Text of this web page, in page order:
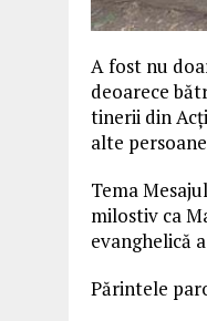
A fost nu
deoarece
tinerii din
alte
Tema
milostiv ca
evanghelică
Părintele